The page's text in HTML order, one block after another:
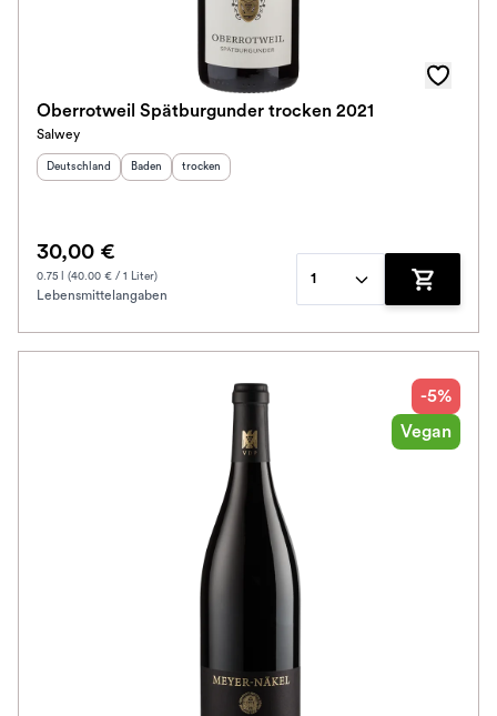
Oberrotweil Spätburgunder trocken 2021
Salwey
Herkunftsland
Deutschland Herkunftsregion:
Baden Geschmack
trocken
30,00 €
0.75 l (40.00 € / 1 Liter)
Lebensmittelangaben
1
Zum
-5%
Vegan